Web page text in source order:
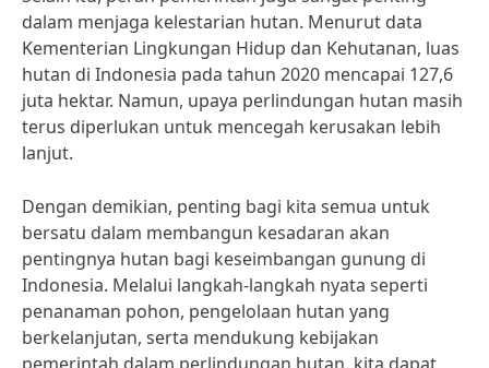
dalam menjaga kelestarian hutan. Menurut data
Kementerian Lingkungan Hidup dan Kehutanan, luas
hutan di Indonesia pada tahun 2020 mencapai 127,6
juta hektar. Namun, upaya perlindungan hutan masih
terus diperlukan untuk mencegah kerusakan lebih
lanjut.
Dengan demikian, penting bagi kita semua untuk
bersatu dalam membangun kesadaran akan
pentingnya hutan bagi keseimbangan gunung di
Indonesia. Melalui langkah-langkah nyata seperti
penanaman pohon, pengelolaan hutan yang
berkelanjutan, serta mendukung kebijakan